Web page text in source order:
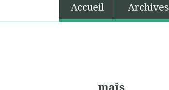
Accueil Archives
maîs